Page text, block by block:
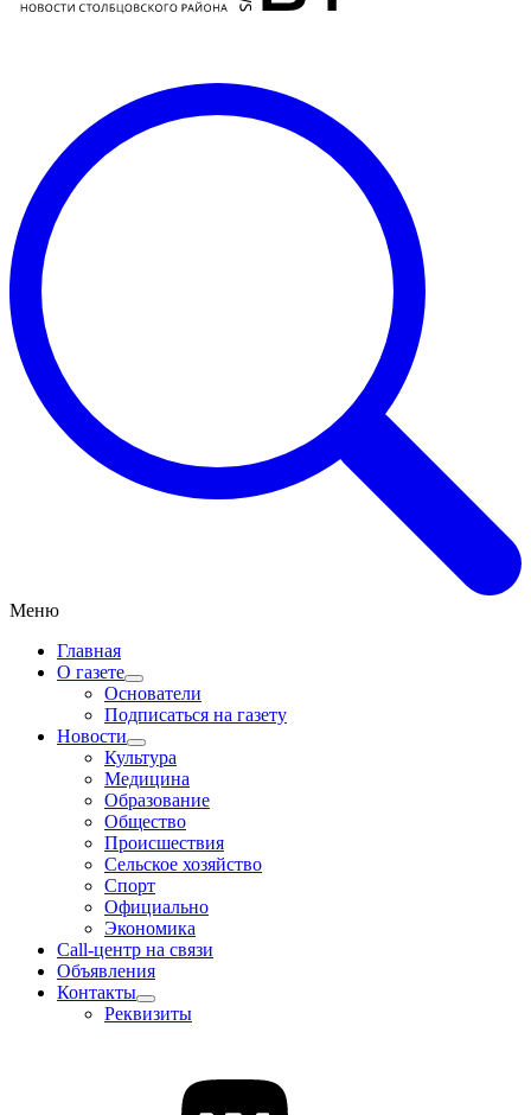
Меню
Главная
О газете
Основатели
Подписаться на газету
Новости
Культура
Медицина
Образование
Общество
Происшествия
Сельское хозяйство
Спорт
Официально
Экономика
Call-центр на связи
Объявления
Контакты
Реквизиты